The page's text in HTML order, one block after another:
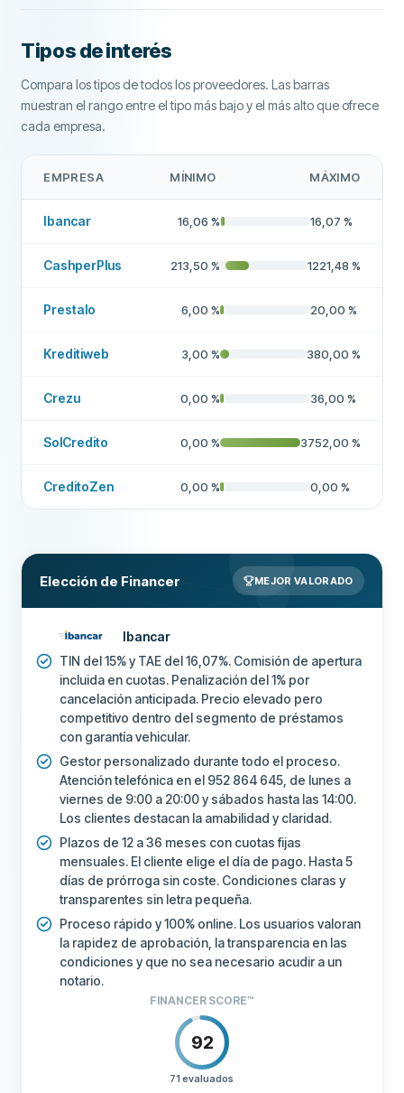
Más sobre esta empresa
EMPRESA MÍNIMO MÁXIMO
Ibancar 16,06 % 16,07 %
CashperPlus 213,50 % 1221,48 %
Prestalo 6,00 % 20,00 %
Kreditiweb 3,00 % 380,00 %
Crezu 0,00 % 36,00 %
SolCredito 0,00 % 3752,00 %
CreditoZen 0,00 % 0,00 %
Tipos de interés
Compara los tipos de todos los proveedores. Las barras
muestran el rango entre el tipo más bajo y el más alto que ofrece
cada empresa.
Elección de Financer MEJOR VALORADO
Ibancar
TIN del 15% y TAE del 16,07%. Comisión de apertura
incluida en cuotas. Penalización del 1% por
cancelación anticipada. Precio elevado pero
competitivo dentro del segmento de préstamos
con garantía vehicular.
Gestor personalizado durante todo el proceso.
Atención telefónica en el 952 864 645, de lunes a
viernes de 9:00 a 20:00 y sábados hasta las 14:00.
Los clientes destacan la amabilidad y claridad.
Plazos de 12 a 36 meses con cuotas fijas
mensuales. El cliente elige el día de pago. Hasta 5
días de prórroga sin coste. Condiciones claras y
transparentes sin letra pequeña.
Proceso rápido y 100% online. Los usuarios valoran
la rapidez de aprobación, la transparencia en las
condiciones y que no sea necesario acudir a un
notario.
FINANCER SCORE™
92
71 evaluados